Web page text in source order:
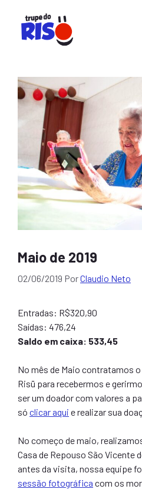
Maio de 2019
02/06/2019 PorClaudio Neto
Entradas: R$320,90
Saídas: 476,24
Saldo em caixa: 533,45
No mês de Maio contratamos
Risü para recebermos e
ser um doador com valores a
só clicar aqui e realizar sua
No começo de maio,
Casa de Repouso São Vicente
antes da visita, nossa equipe
sessão fotográfica com os